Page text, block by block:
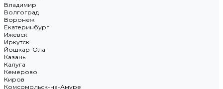
Владимир
Волгоград
Воронеж
Екатеринбург
Ижевск
Иркутск
Йошкар-Ола
Казань
Калуга
Кемерово
Киров
Комсомольск-на-Амуре